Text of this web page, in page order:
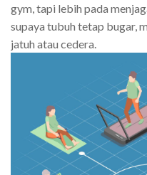
gym, tapi lebih pada
supaya tubuh tetap bugar,
jatuh atau cedera.